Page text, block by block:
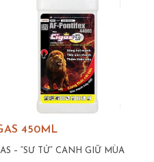
450ML
– “SƯ TỬ” CANH GIỮ MÙA